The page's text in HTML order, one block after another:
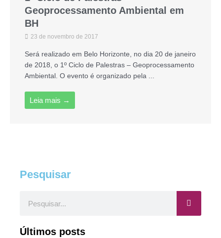
Geoprocessamento Ambiental em
BH
23 de novembro de 2017
Será realizado em Belo Horizonte, no dia 20 de janeiro
de 2018, o 1º Ciclo de Palestras – Geoprocessamento
Ambiental. O evento é organizado pela ...
Leia mais →
Pesquisar
Últimos posts